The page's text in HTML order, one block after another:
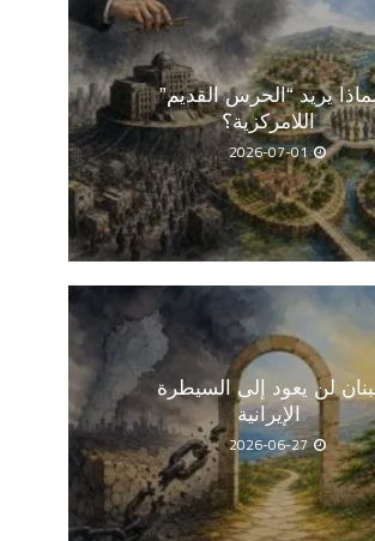
يريد “الحرس القديم”
اللامركزية؟
2026-07-01
لن يعود إلى السيطرة
الإيرانية
2026-06-27